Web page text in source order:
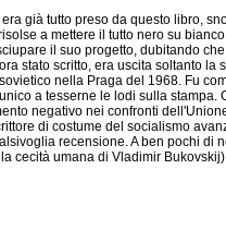
già tutto preso da questo libro,
a mettere il tutto nero su
il suo progetto, dubitando
stato scritto, era uscita soltanto la
nella Praga del 1968. Fu
a tesserne le lodi sulla stampa.
negativo nei confronti
di costume del socialismo
recensione. A ben pochi di
cecità umana di Vladimir Bukovskij)